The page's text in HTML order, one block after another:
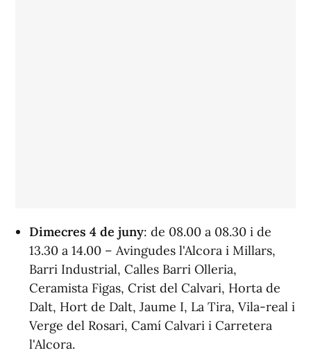
Dimecres 4 de juny: de 08.00 a 08.30 i de
13.30 a 14.00 – Avingudes l'Alcora i Millars,
Barri Industrial, Calles Barri Olleria,
Ceramista Figas, Crist del Calvari, Horta de
Dalt, Hort de Dalt, Jaume I, La Tira, Vila-real i
Verge del Rosari, Camí Calvari i Carretera
l'Alcora.